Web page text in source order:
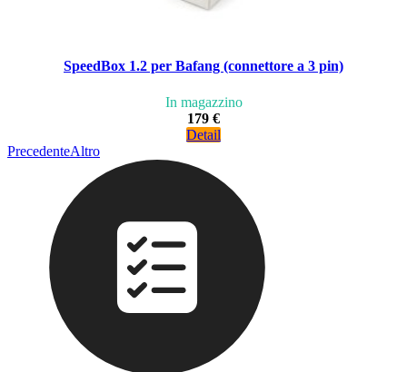
SpeedBox 1.2 per Bafang (connettore a 3 pin)
In magazzino
179 €
Detail
PrecedenteAltro